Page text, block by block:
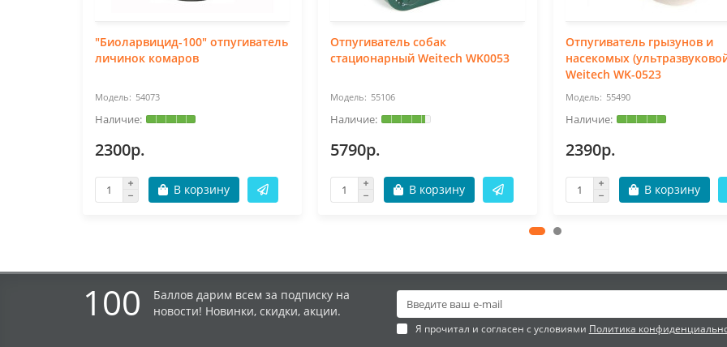
"Биоларвицид-100" отпугиватель
личинок комаров
54073
2300р.
В корзину
Отпугиватель собак
стационарный Weitech WK0053
55106
5790р.
В корзину
Отпугиватель грызунов и
насекомых
Weitech WK-0523
55490
2390р.
В корзину
100
Баллов дарим всем за подписку на
новости! Новинки, скидки, акции.
Я прочитал и согласен с условиями Политика